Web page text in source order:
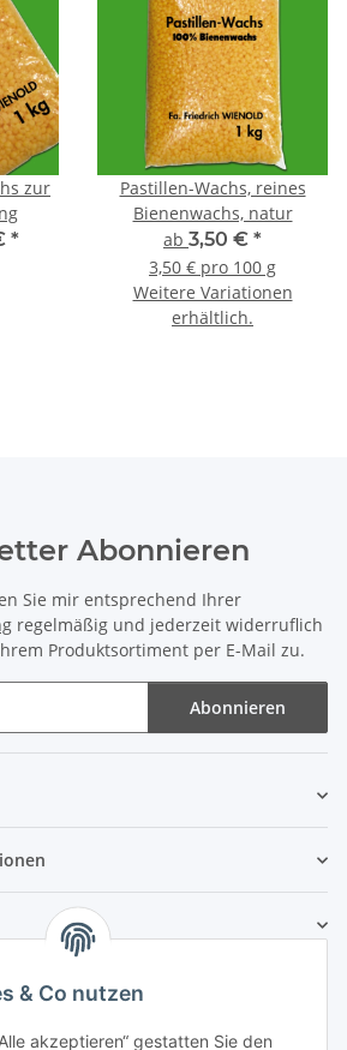
& Co nutzen
akzeptieren“ gestatten Sie den
zur
*
Pastillen-Wachs, reines
Bienenwachs, natur
ab 3,50 € *
3,50 € pro 100 g
Weitere Variationen
erhältlich.
Abonnieren
Sie mir entsprechend Ihrer
regelmäßig und jederzeit widerruflich
Produktsortiment per E-Mail zu.
Abonnieren